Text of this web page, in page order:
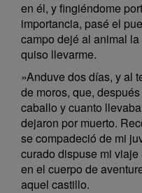
en él, y fingiéndome
importancia, pasé el
campo dejé al animal
quiso llevarme.
»Anduve dos días, y al
de moros, que,
caballo y cuanto
dejaron por muerto.
se compadeció de mi
curado dispuse mi
en el cuerpo de
aquel castillo.